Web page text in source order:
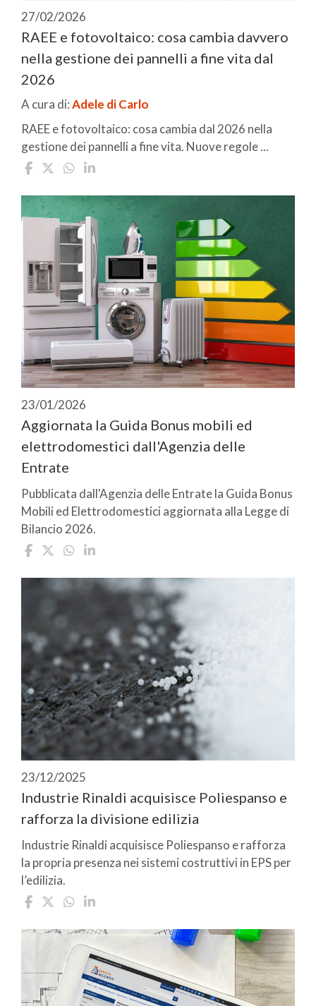
27/02/2026
RAEE e fotovoltaico: cosa cambia davvero
nella gestione dei pannelli a fine vita dal
2026
A cura di:Adele di Carlo
RAEE e fotovoltaico: cosa cambia dal 2026 nella
gestione dei pannelli a fine vita. Nuove regole ...
23/01/2026
Aggiornata la Guida Bonus mobili ed
elettrodomestici dall'Agenzia delle
Entrate
Pubblicata dall'Agenzia delle Entrate la Guida Bonus
Mobili ed Elettrodomestici aggiornata alla Legge di
Bilancio 2026.
23/12/2025
Industrie Rinaldi acquisisce Poliespanso e
rafforza la divisione edilizia
Industrie Rinaldi acquisisce Poliespanso e rafforza
la propria presenza nei sistemi costruttivi in EPS per
l’edilizia.